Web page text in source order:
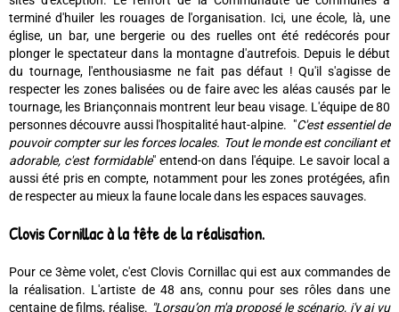
terminé d'huiler les rouages de l'organisation. Ici, une école, là, une
église, un bar, une bergerie ou des ruelles ont été redécorés pour
plonger le spectateur dans la montagne d'autrefois. Depuis le début
du tournage, l'enthousiasme ne fait pas défaut ! Qu'il s'agisse de
respecter les zones balisées ou de faire avec les aléas causés par le
tournage, les Briançonnais montrent leur beau visage. L'équipe de 80
personnes découvre aussi l'hospitalité haut-alpine. "C'est essentiel de
pouvoir compter sur les forces locales. Tout le monde est conciliant et
adorable, c'est formidable" entend-on dans l'équipe. Le savoir local a
aussi été pris en compte, notamment pour les zones protégées, afin
de respecter au mieux la faune locale dans les espaces sauvages.
Clovis Cornillac à la tête de la réalisation.
Pour ce 3ème volet, c'est Clovis Cornillac qui est aux commandes de
la réalisation. L'artiste de 48 ans, connu pour ses rôles dans une
centaine de films, réalise. "Lorsqu’on m'a proposé le scénario, j'y ai vu